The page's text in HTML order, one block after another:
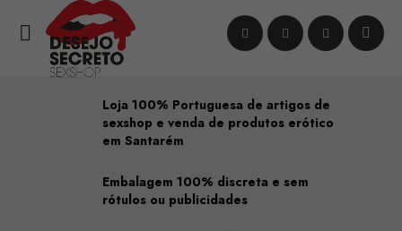

Loja 100% Portuguesa de artigos de
sexshop e venda de produtos erótico
em Santarém
Embalagem 100% discreta e sem
rótulos ou publicidades